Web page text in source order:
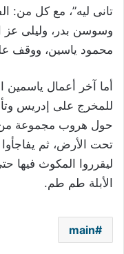
تانى ليه”، مع كل من:
وسوسن بدر، وليلى عز
محمود ياسين، ووقف
أما آخر أعمال ياسمين
للمخرج على إدريس
حول هروب مجموعة
تحت الأرض، ثم
ليقرروا المكوث فيها
الأبلة طم طم.
main